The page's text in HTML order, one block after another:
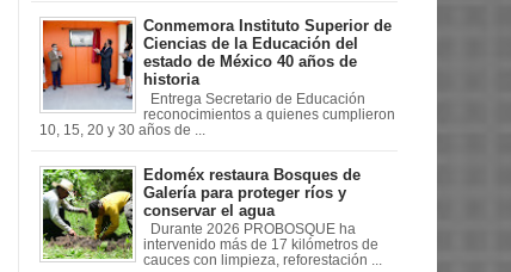
Conmemora Instituto Superior de
Ciencias de la Educación del
estado de México 40 años de
historia
Entrega Secretario de Educación
reconocimientos a quienes cumplieron
10, 15, 20 y 30 años de ...
Edoméx restaura Bosques de
Galería para proteger ríos y
conservar el agua
Durante 2026 PROBOSQUE ha
intervenido más de 17 kilómetros de
cauces con limpieza, reforestación ...